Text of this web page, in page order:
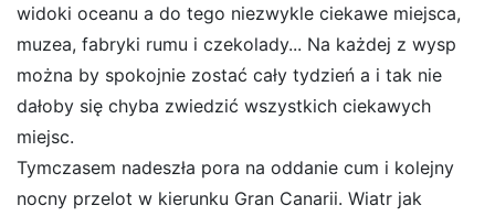
widoki oceanu a do tego niezwykle ciekawe miejsca,
muzea, fabryki rumu i czekolady... Na każdej z wysp
można by spokojnie zostać cały tydzień a i tak nie
dałoby się chyba zwiedzić wszystkich ciekawych
miejsc.
Tymczasem nadeszła pora na oddanie cum i kolejny
nocny przelot w kierunku Gran Canarii. Wiatr jak